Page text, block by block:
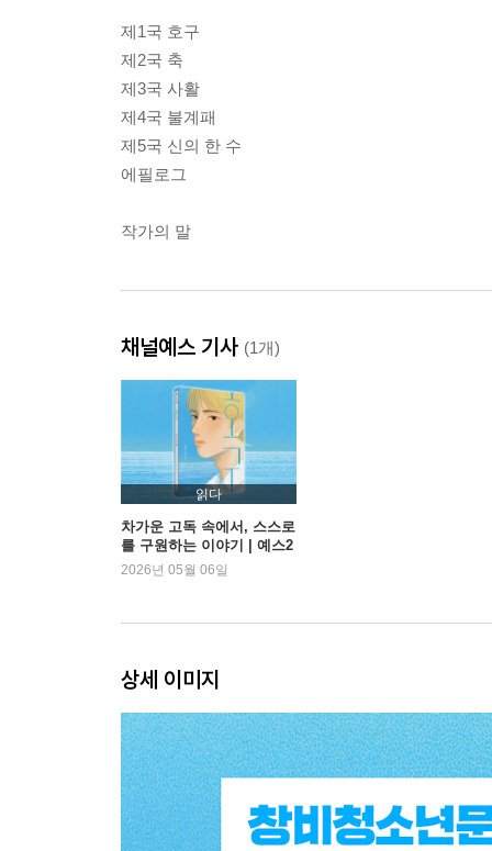
제1국 호구
제2국 축
제3국 사활
제4국 불계패
제5국 신의 한 수
에필로그
작가의 말
채널예스 기사 (1개)
읽다
차가운 고독 속에서, 스스로
를 구원하는 이야기 | 예스2
4
2026년 05월 06일
상세 이미지